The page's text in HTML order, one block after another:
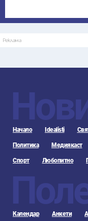
Реклама
Начало Idealisti
Политика Медиякаст
Спорт Любопитно
Календар Анкети